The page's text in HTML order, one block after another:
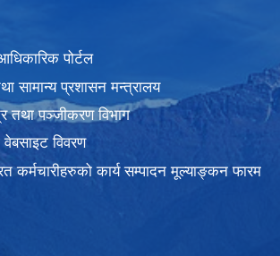
पोर्टल
सामान्य प्रशासन मन्त्रालय
तथा पञ्जीकरण विभाग
विवरण
कर्मचारीहरुको कार्य सम्पादन मूल्याङ्कन फारम